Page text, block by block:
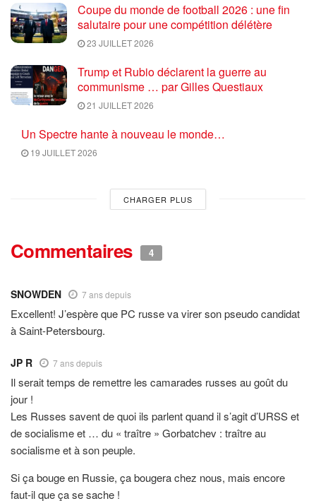
Coupe du monde de football 2026 : une fin
salutaire pour une compétition délétère
23 JUILLET 2026
Trump et Rubio déclarent la guerre au
communisme … par Gilles Questiaux
21 JUILLET 2026
Un Spectre hante à nouveau le monde…
19 JUILLET 2026
CHARGER PLUS
Commentaires 4
SNOWDEN 7 ans depuis
Excellent! J’espère que PC russe va virer son pseudo candidat
à Saint-Petersbourg.
JP R 7 ans depuis
Il serait temps de remettre les camarades russes au goût du
jour !
Les Russes savent de quoi ils parlent quand il s’agit d’URSS et
de socialisme et … du « traître » Gorbatchev : traître au
socialisme et à son peuple.
Si ça bouge en Russie, ça bougera chez nous, mais encore
faut-il que ça se sache !